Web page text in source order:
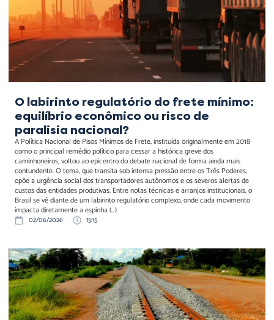
paralisia nacional?
O labirinto regulatório do frete mínimo:
equilíbrio econômico ou risco de
paralisia nacional?
A Política Nacional de Pisos Mínimos de Frete, instituída originalmente em 2018
como o principal remédio político para cessar a histórica greve dos
caminhoneiros, voltou ao epicentro do debate nacional de forma ainda mais
contundente. O tema, que transita sob intensa pressão entre os Três Poderes,
opõe a urgência social dos transportadores autônomos e os severos alertas de
custos das entidades produtivas. Entre notas técnicas e arranjos institucionais, o
Brasil se vê diante de um labirinto regulatório complexo, onde cada movimento
impacta diretamente a espinha (...)
02/06/2026 15:15
O STF liberou a Ferrogrão.
O projeto continua parado.